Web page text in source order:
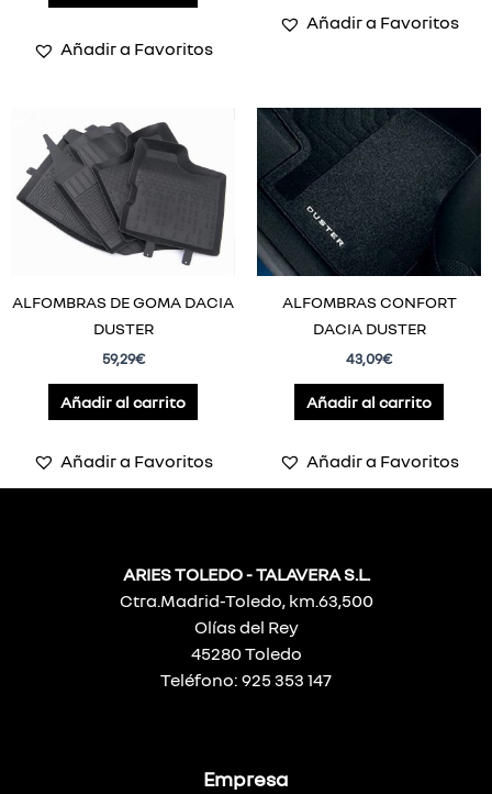
Añadir a Favoritos
Añadir a Favoritos
ALFOMBRAS DE GOMA DACIA
DUSTER
59,29€
Añadir al carrito
Añadir a Favoritos
ALFOMBRAS CONFORT
DACIA DUSTER
43,09€
Añadir al carrito
Añadir a Favoritos
ARIES TOLEDO - TALAVERA S.L.
Ctra.Madrid-Toledo, km.63,500
Olías del Rey
45280 Toledo
Teléfono: 925 353 147
Empresa